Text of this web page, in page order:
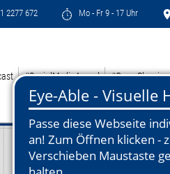
2277 672 Mo - Fr 9 - 17 Uhr
#SocialMediaAward